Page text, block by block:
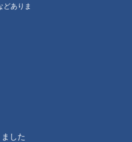
どありま
した